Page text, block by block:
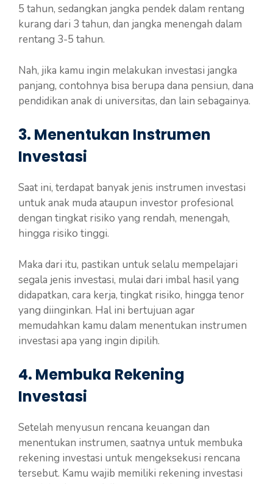
5 tahun, sedangkan jangka pendek dalam rentang
kurang dari 3 tahun, dan jangka menengah dalam
rentang 3-5 tahun.
Nah, jika kamu ingin melakukan investasi jangka
panjang, contohnya bisa berupa dana pensiun, dana
pendidikan anak di universitas, dan lain sebagainya.
3. Menentukan Instrumen
Investasi
Saat ini, terdapat banyak jenis instrumen investasi
untuk anak muda ataupun investor profesional
dengan tingkat risiko yang rendah, menengah,
hingga risiko tinggi.
Maka dari itu, pastikan untuk selalu mempelajari
segala jenis investasi, mulai dari imbal hasil yang
didapatkan, cara kerja, tingkat risiko, hingga tenor
yang diinginkan. Hal ini bertujuan agar
memudahkan kamu dalam menentukan instrumen
investasi apa yang ingin dipilih.
4. Membuka Rekening
Investasi
Setelah menyusun rencana keuangan dan
menentukan instrumen, saatnya untuk membuka
rekening investasi untuk mengeksekusi rencana
tersebut. Kamu wajib memiliki rekening investasi